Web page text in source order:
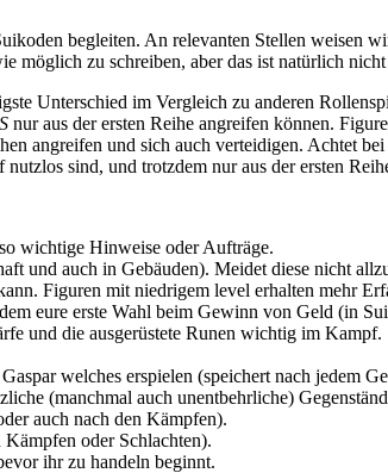
begleiten. An relevanten Stellen weisen
möglich zu schreiben, aber das ist natürlich
Unterschied im Vergleich zu anderen
S nur aus der ersten Reihe angreifen können.
angreifen und sich auch verteidigen. Achtet
sind, und trotzdem nur aus der ersten
wichtige Hinweise oder Aufträge.
und auch in Gebäuden). Meidet diese nicht
Figuren mit niedrigem level erhalten mehr
eure erste Wahl beim Gewinn von Geld (in
und die ausgerüstete Runen wichtig im
welches erspielen (speichert nach jedem
(manchmal auch unentbehrliche)
auch nach den Kämpfen).
Kämpfen oder Schlachten).
ihr zu handeln beginnt.